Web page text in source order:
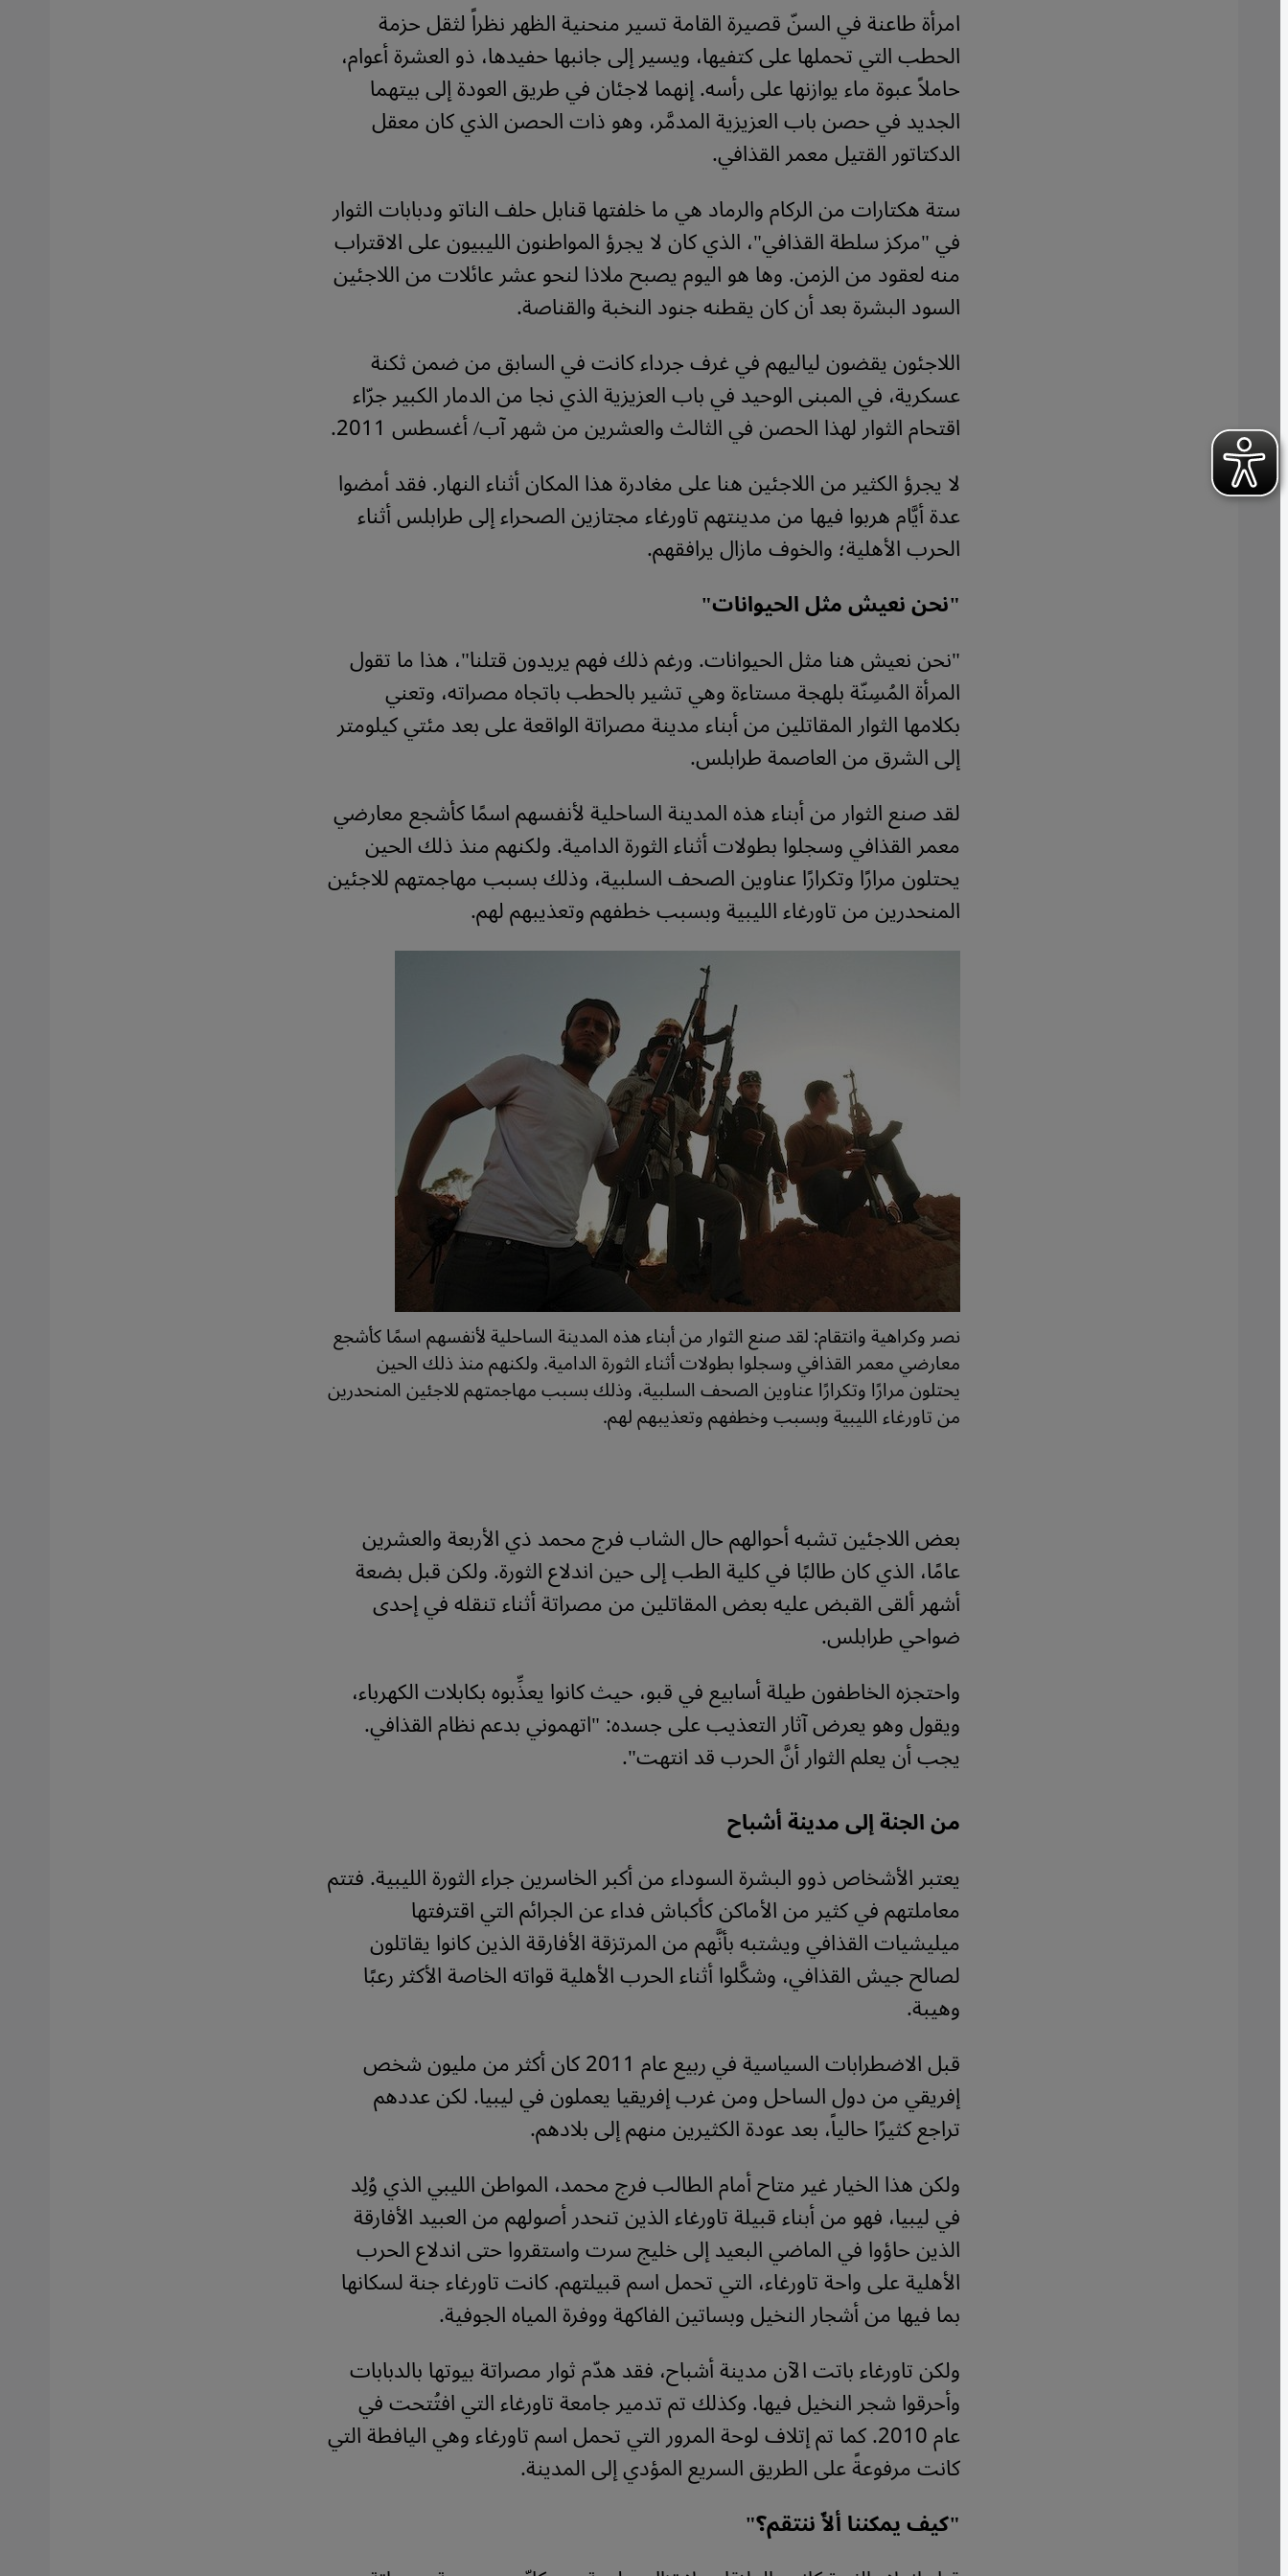
امرأة طاعنة في السنّ قصيرة القامة تسير منحنية الظهر نظراً لثقل حزمة
الحطب التي تحملها على كتفيها، ويسير إلى جانبها حفيدها، ذو العشرة أعوام،
حاملاً عبوة ماء يوازنها على رأسه. إنهما لاجئان في طريق العودة إلى بيتهما
الجديد في حصن باب العزيزية المدمَّر، وهو ذات الحصن الذي كان معقل
الدكتاتور القتيل معمر القذافي.
ستة هكتارات من الركام والرماد هي ما خلفتها قنابل حلف الناتو ودبابات الثوار
في "مركز سلطة القذافي"، الذي كان لا يجرؤ المواطنون الليبيون على الاقتراب
منه لعقود من الزمن. وها هو اليوم يصبح ملاذا لنحو عشر عائلات من اللاجئين
السود البشرة بعد أن كان يقطنه جنود النخبة والقناصة.
اللاجئون يقضون لياليهم في غرف جرداء كانت في السابق من ضمن ثكنة
عسكرية، في المبنى الوحيد في باب العزيزية الذي نجا من الدمار الكبير جرّاء
اقتحام الثوار لهذا الحصن في الثالث والعشرين من شهر آب/ أغسطس 2011.
لا يجرؤ الكثير من اللاجئين هنا على مغادرة هذا المكان أثناء النهار. فقد أمضوا
عدة أيَّام هربوا فيها من مدينتهم تاورغاء مجتازين الصحراء إلى طرابلس أثناء
الحرب الأهلية؛ والخوف مازال يرافقهم.
"نحن نعيش مثل الحيوانات"
"نحن نعيش هنا مثل الحيوانات. ورغم ذلك فهم يريدون قتلنا"، هذا ما تقول
المرأة المُسِنّة بلهجة مستاءة وهي تشير بالحطب باتجاه مصراته، وتعني
بكلامها الثوار المقاتلين من أبناء مدينة مصراتة الواقعة على بعد مئتي كيلومتر
إلى الشرق من العاصمة طرابلس.
لقد صنع الثوار من أبناء هذه المدينة الساحلية لأنفسهم اسمًا كأشجع معارضي
معمر القذافي وسجلوا بطولات أثناء الثورة الدامية. ولكنهم منذ ذلك الحين
يحتلون مرارًا وتكرارًا عناوين الصحف السلبية، وذلك بسبب مهاجمتهم للاجئين
المنحدرين من تاورغاء الليبية وبسبب خطفهم وتعذيبهم لهم.
نصر وكراهية وانتقام: لقد صنع الثوار من أبناء هذه المدينة الساحلية لأنفسهم اسمًا كأشجع
معارضي معمر القذافي وسجلوا بطولات أثناء الثورة الدامية. ولكنهم منذ ذلك الحين
يحتلون مرارًا وتكرارًا عناوين الصحف السلبية، وذلك بسبب مهاجمتهم للاجئين المنحدرين
من تاورغاء الليبية وبسبب وخطفهم وتعذيبهم لهم.
بعض اللاجئين تشبه أحوالهم حال الشاب فرج محمد ذي الأربعة والعشرين
عامًا، الذي كان طالبًا في كلية الطب إلى حين اندلاع الثورة. ولكن قبل بضعة
أشهر ألقى القبض عليه بعض المقاتلين من مصراتة أثناء تنقله في إحدى
ضواحي طرابلس.
واحتجزه الخاطفون طيلة أسابيع في قبو، حيث كانوا يعذِّبوه بكابلات الكهرباء،
ويقول وهو يعرض آثار التعذيب على جسده: "اتهموني بدعم نظام القذافي.
يجب أن يعلم الثوار أنَّ الحرب قد انتهت".
من الجنة إلى مدينة أشباح
يعتبر الأشخاص ذوو البشرة السوداء من أكبر الخاسرين جراء الثورة الليبية. فتتم
معاملتهم في كثير من الأماكن كأكباش فداء عن الجرائم التي اقترفتها
ميليشيات القذافي ويشتبه بأنَّهم من المرتزقة الأفارقة الذين كانوا يقاتلون
لصالح جيش القذافي، وشكَّلوا أثناء الحرب الأهلية قواته الخاصة الأكثر رعبًا
وهيبة.
قبل الاضطرابات السياسية في ربيع عام 2011 كان أكثر من مليون شخص
إفريقي من دول الساحل ومن غرب إفريقيا يعملون في ليبيا. لكن عددهم
تراجع كثيرًا حالياً، بعد عودة الكثيرين منهم إلى بلادهم.
ولكن هذا الخيار غير متاح أمام الطالب فرج محمد، المواطن الليبي الذي وُلِد
في ليبيا، فهو من أبناء قبيلة تاورغاء الذين تنحدر أصولهم من العبيد الأفارقة
الذين حاؤوا في الماضي البعيد إلى خليج سرت واستقروا حتى اندلاع الحرب
الأهلية على واحة تاورغاء، التي تحمل اسم قبيلتهم. كانت تاورغاء جنة لسكانها
بما فيها من أشجار النخيل وبساتين الفاكهة ووفرة المياه الجوفية.
ولكن تاورغاء باتت الآن مدينة أشباح، فقد هدّم ثوار مصراتة بيوتها بالدبابات
وأحرقوا شجر النخيل فيها. وكذلك تم تدمير جامعة تاورغاء التي افتُتحت في
عام 2010. كما تم إتلاف لوحة المرور التي تحمل اسم تاورغاء وهي اليافطة التي
كانت مرفوعةً على الطريق السريع المؤدي إلى المدينة.
"كيف يمكننا ألأّ ننتقم؟"